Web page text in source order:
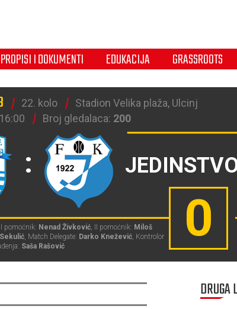
PROPISI I DOKUMENTI EDUKACIJA GRASSROOTS
22. kolo
Stadion Velika plaža, Ulcinj
16:00 Broj gledalaca: 200
:
0
I pomoćnik: Nenad Živković, II pomoćnik: Miloš
, Match Delegate: Darko Knežević, Kontrolor
Saša Rašović